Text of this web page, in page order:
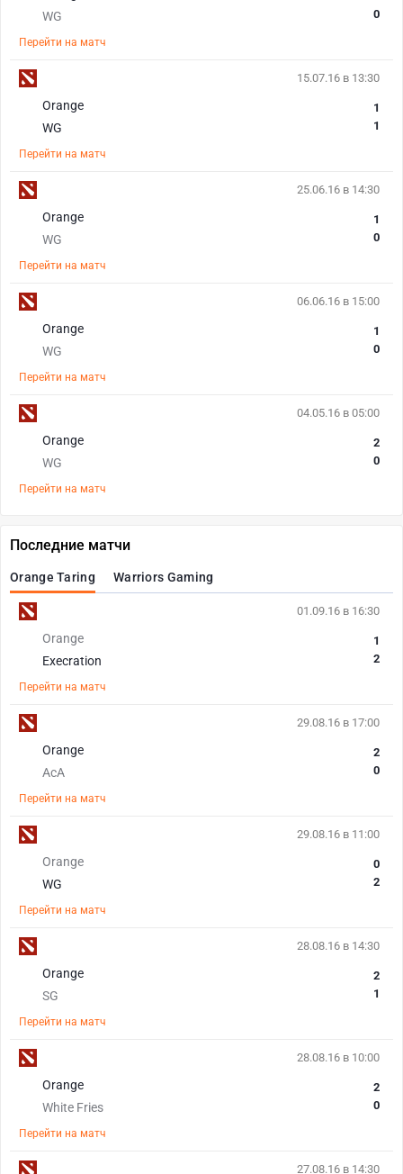
WG
0
Перейти на матч
15.07.16 в 13:30
Orange
WG
1
1
Перейти на матч
25.06.16 в 14:30
Orange
WG
1
0
Перейти на матч
06.06.16 в 15:00
Orange
WG
1
0
Перейти на матч
04.05.16 в 05:00
Orange
WG
2
0
Перейти на матч
Последние матчи
Orange Taring Warriors Gaming
01.09.16 в 16:30
Orange
Execration
1
2
Перейти на матч
29.08.16 в 17:00
Orange
AcA
2
0
Перейти на матч
29.08.16 в 11:00
Orange
WG
0
2
Перейти на матч
28.08.16 в 14:30
Orange
SG
2
1
Перейти на матч
28.08.16 в 10:00
Orange
White Fries
2
0
Перейти на матч
27.08.16 в 14:30